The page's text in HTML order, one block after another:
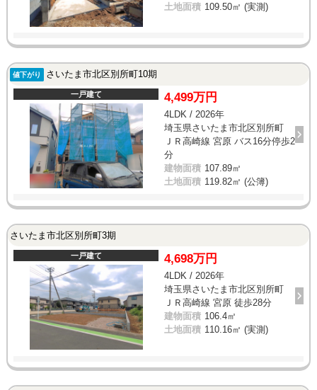
土地面積 109.50㎡ (実測)
値下がり さいたま市北区別所町10期
一戸建て 4,499万円
4LDK / 2026年
埼玉県さいたま市北区別所町
ＪＲ高崎線 宮原 バス16分停歩2
分
建物面積 107.89㎡
土地面積 119.82㎡ (公簿)
さいたま市北区別所町3期
一戸建て 4,698万円
4LDK / 2026年
埼玉県さいたま市北区別所町
ＪＲ高崎線 宮原 徒歩28分
建物面積 106.4㎡
土地面積 110.16㎡ (実測)